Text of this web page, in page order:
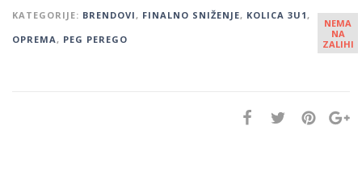
KATEGORIJE: BRENDOVI, FINALNO SNIŽENJE, KOLICA 3U1,
OPREMA, PEG PEREGO
NEMA
NA
ZALIHI